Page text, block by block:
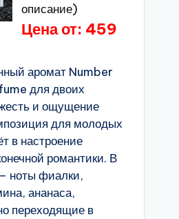
описание)
Цена от: 459
аромат Number
для двоих
и ощущение
для молодых
в настроение
романтики. В
ноты фиалки,
ананаса,
переходящие в